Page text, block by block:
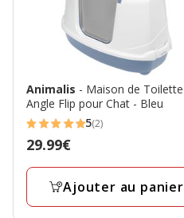
Animalis - Maison de Toilette
Angle Flip pour Chat - Bleu
5
étoiles
avec
avis
5(2)
Prix
29.99€
29.99€
Ajouter au panier